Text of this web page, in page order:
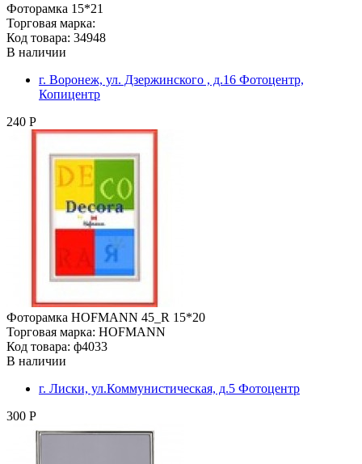
Фоторамка 15*21
Торговая марка:
Код товара: 34948
В наличии
г. Воронеж, ул. Дзержинского , д.16 Фотоцентр,
Копицентр
240 Р
Фоторамка HOFMANN 45_R 15*20
Торговая марка: HOFMANN
Код товара: ф4033
В наличии
г. Лиски, ул.Коммунистическая, д.5 Фотоцентр
300 Р